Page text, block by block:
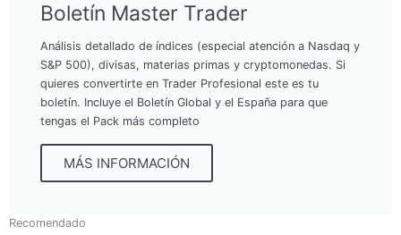
Boletín Master Trader
Análisis detallado de índices (especial atención a Nasdaq y
S&P 500), divisas, materias primas y cryptomonedas. Si
quieres convertirte en Trader Profesional este es tu
boletín. Incluye el Boletín Global y el España para que
tengas el Pack más completo
MÁS INFORMACIÓN
Recomendado